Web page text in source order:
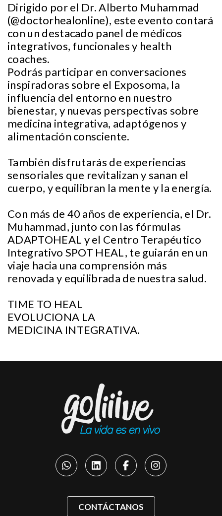
Dirigido por el Dr. Alberto Muhammad
(@doctorhealonline), este evento contará
con un destacado panel de médicos
integrativos, funcionales y health
coaches.
Podrás participar en conversaciones
inspiradoras sobre el Exposoma, la
influencia del entorno en nuestro
bienestar, y nuevas perspectivas sobre
medicina integrativa, adaptógenos y
alimentación consciente.
También disfrutarás de experiencias
sensoriales que revitalizan y sanan el
cuerpo, y equilibran la mente y la energía.
Con más de 40 años de experiencia, el Dr.
Muhammad, junto con las fórmulas
ADAPTOHEAL y el Centro Terapéutico
Integrativo SPOT HEAL, te guiarán en un
viaje hacia una comprensión más
renovada y equilibrada de nuestra salud.
TIME TO HEAL
EVOLUCIONA LA
MEDICINA INTEGRATIVA.
CONTÁCTANOS